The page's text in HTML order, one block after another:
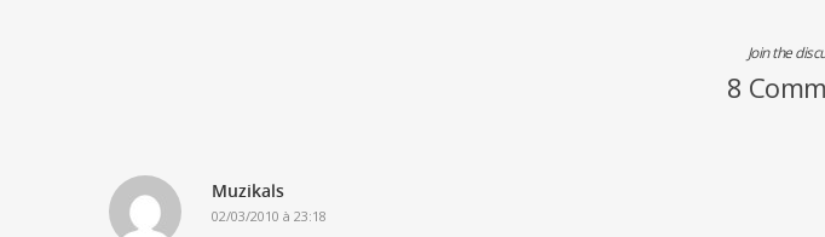
Join the
8
Muzikals
02/03/2010 à 23:18